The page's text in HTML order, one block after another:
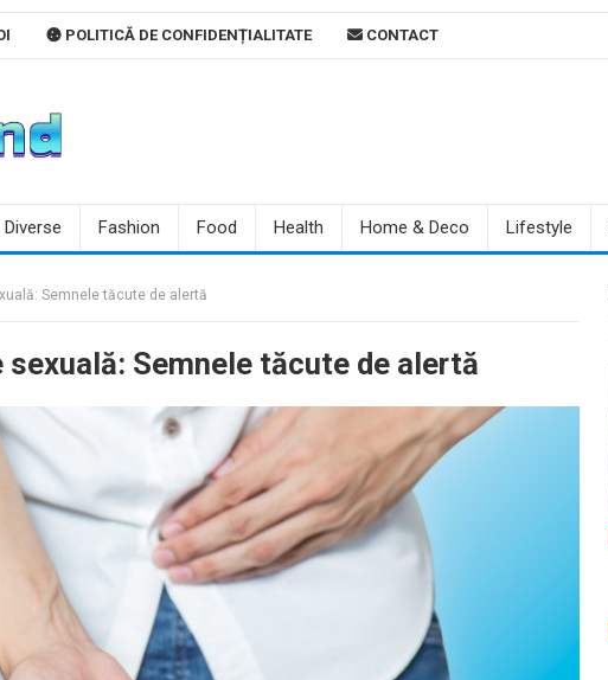
POLITICĂ DE CONFIDENȚIALITATE CONTACT
Diverse Fashion Food Health Home & Deco Lifestyle
Semnele tăcute de alertă
Semnele tăcute de alertă